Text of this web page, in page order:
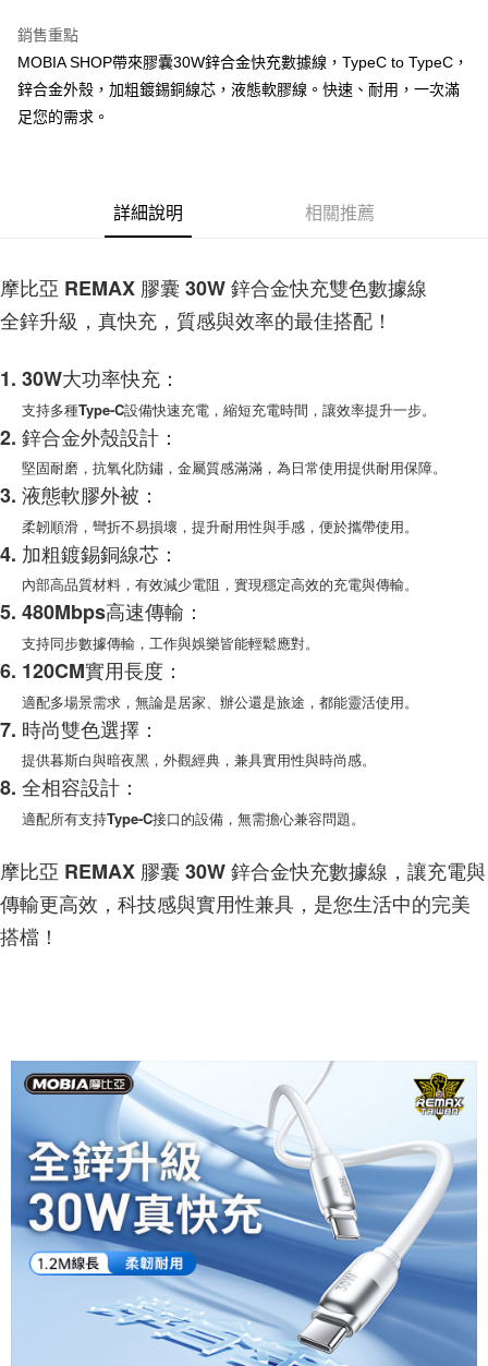
街口支付
悠遊付
AFTEE先享後付是「在收到商品之後才付款」的支付方式。 讓您購物簡單
３．安心：先確認商品／服務後，再付款。
【「AFTEE先享後付」結帳流程】
２．訂單成立數日內，您將收到繳費通知簡訊。
３．收到繳費通知簡訊後14天內，點擊此簡訊中的連結，可透過四大超商／
※ 請注意：結帳手續完成當下不需立刻繳費，但若您需要取消訂單，請聯絡
購買商品的店家。未經商家同意取消之訂單仍視為有效，需透過AFTEE先享
後付繳納相關費用。
※ 交易是否成功請以「AFTEE先享後付 」之結帳頁面顯示為準，若有關於
是否繳費成功／繳費後需取消欲退款等相關疑問，請聯繫「AFTEE先享後付
客戶支援中心」
https://netprotections.freshdesk.com/support/home
【注意事項】
１．透過由恩沛科技股份有限公司提供之「AFTEE先享後付」服務完成之交
易，需依本服務之必要範圍內提供個人資料，並將交易相關給付款項請求債
權轉讓予恩沛科技股份有限公司。
２．關於個人資料處理事宜，請瀏覽以下網址：
https://aftee.tw/terms/#terms3
３．未成年的使用者請事先徵得法定代理人或監護人之同意方可使用
「AFTEE先享後付」，若未經同意申辦者引起之損失，本公司不負相關責
任。
４．使用「AFTEE先享後付」時，將依據個別帳號之用戶狀況，依本公司即
時審查核予不同之上限額度；若仍有額度不足之情形，本公司將視審查結果
請求用戶進行身份認證。
５．嚴禁一人註冊多個帳號或使用他人資訊註冊。若發現惡意使用之情形，
付款後全家取貨
每筆NT$60，滿NT$999(含以上)免運費
每筆NT$60，滿NT$999(含以上)免運費
(黑貓)宅配
每筆NT$100，滿NT$999(含以上)免運費
(郵局)離島宅配
每筆NT$200，滿NT$1,500(含以上)免運費
銷售重點
MOBIA SHOP帶來膠囊30W鋅合金快充數據線，TypeC to TypeC，
鋅合金外殼，加粗鍍錫銅線芯，液態軟膠線。快速、耐用，一次滿
足您的需求。
詳細說明 相關推薦
摩比亞 REMAX 膠囊 30W 鋅合金快充雙色數據線
全鋅升級，真快充，質感與效率的最佳搭配！
1. 30W大功率快充：
支持多種Type-C設備快速充電，縮短充電時間，讓效率提升一步。
2. 鋅合金外殼設計：
堅固耐磨，抗氧化防鏽，金屬質感滿滿，為日常使用提供耐用保障。
3. 液態軟膠外被：
柔韌順滑，彎折不易損壞，提升耐用性與手感，便於攜帶使用。
4. 加粗鍍錫銅線芯：
內部高品質材料，有效減少電阻，實現穩定高效的充電與傳輸。
5. 480Mbps高速傳輸：
支持同步數據傳輸，工作與娛樂皆能輕鬆應對。
6. 120CM實用長度：
適配多場景需求，無論是居家、辦公還是旅途，都能靈活使用。
7. 時尚雙色選擇：
提供暮斯白與暗夜黑，外觀經典，兼具實用性與時尚感。
8. 全相容設計：
適配所有支持Type-C接口的設備，無需擔心兼容問題。
摩比亞 REMAX 膠囊 30W 鋅合金快充數據線，讓充電與
傳輸更高效，科技感與實用性兼具，是您生活中的完美
搭檔！